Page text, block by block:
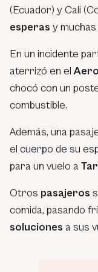
(Ecuador) y Cali
esperas y
En un incidente
aterrizó en el
chocó con un
combustible.
Además, una
el cuerpo de su
para un vuelo a
Otros pasajeros
comida, pasando
soluciones a sus